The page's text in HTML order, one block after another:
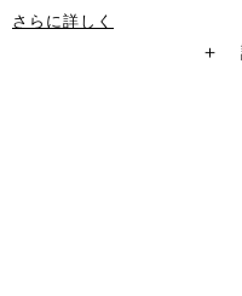
さらに詳しく
＋